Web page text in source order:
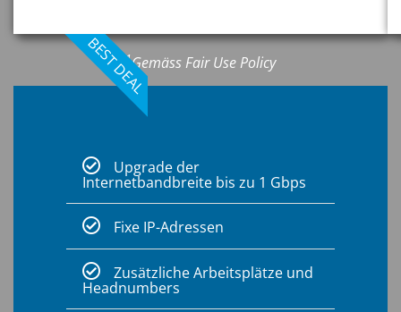
BEST DEAL
1Gemäss Fair Use Policy
Upgrade der
Internetbandbreite bis zu 1 Gbps
Fixe IP-Adressen
Zusätzliche Arbeitsplätze und
Headnumbers